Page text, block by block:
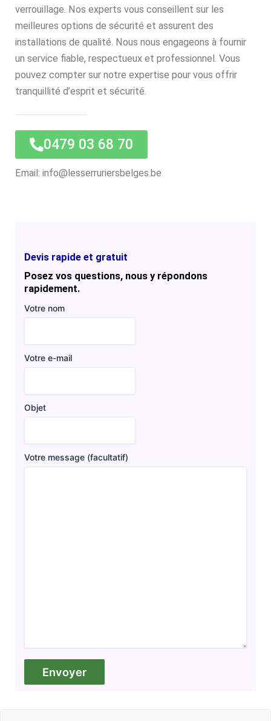
verrouillage. Nos experts vous conseillent sur les
meilleures options de sécurité et assurent des
installations de qualité. Nous nous engageons à fournir
un service fiable, respectueux et professionnel. Vous
pouvez compter sur notre expertise pour vous offrir
tranquillité d’esprit et sécurité.
0479 03 68 70
Email: info@lesserruriersbelges.be
Devis rapide et gratuit
Posez vos questions, nous y répondons
rapidement.
Votre nom
Votre e-mail
Objet
Votre message (facultatif)